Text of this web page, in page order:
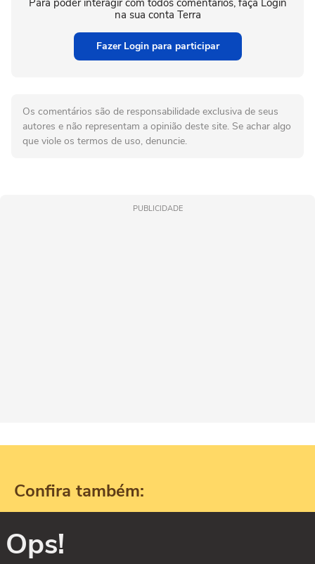
na sua conta Terra
Fazer Login para participar
Os comentários são de responsabilidade exclusiva de seus
autores e não representam a opinião deste site. Se achar algo
que viole os termos de uso, denuncie.
PUBLICIDADE
Confira também:
Ops!